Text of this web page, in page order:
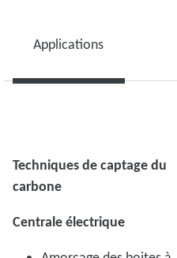
Applications
Techniques de captage du
carbone
Centrale électrique